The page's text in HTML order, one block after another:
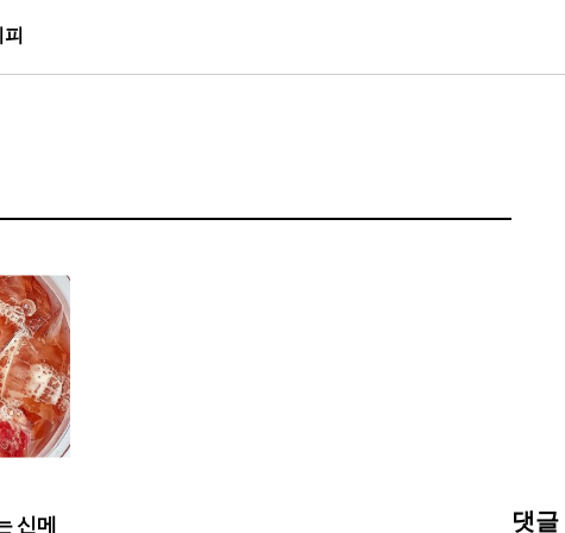
신메
댓